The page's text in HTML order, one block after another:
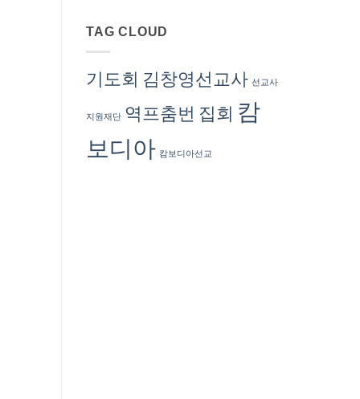
교
내
10
월)
병
안
(2025
월)
TAG CLOUD
기도회 김창영선교사 선교사
지원재단 역프춤번 집회 캄
보디아 캄보디아선교